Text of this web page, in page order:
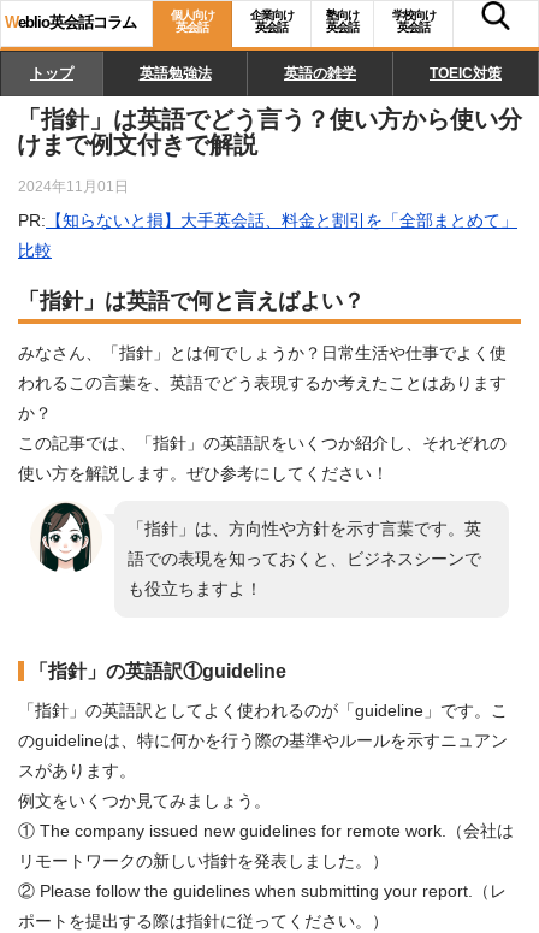
Weblio英会話コラム
個人向け
英会話
企業向け
英会話
塾向け
英会話
学校向け
英会話
トップ 英語勉強法 英語の雑学 TOEIC対策
「指針」は英語でどう言う？使い方から使い分
けまで例文付きで解説
2024年11月01日
PR: 【知らないと損】大手英会話、料金と割引を「全部まとめて」
比較
「指針」は英語で何と言えばよい？
みなさん、「指針」とは何でしょうか？日常生活や仕事でよく使
われるこの言葉を、英語でどう表現するか考えたことはあります
か？
この記事では、「指針」の英語訳をいくつか紹介し、それぞれの
使い方を解説します。ぜひ参考にしてください！
「指針」は、方向性や方針を示す言葉です。英
語での表現を知っておくと、ビジネスシーンで
も役立ちますよ！
「指針」の英語訳①guideline
「指針」の英語訳としてよく使われるのが「guideline」です。こ
のguidelineは、特に何かを行う際の基準やルールを示すニュアン
スがあります。
例文をいくつか見てみましょう。
① The company issued new guidelines for remote work.（会社は
リモートワークの新しい指針を発表しました。）
② Please follow the guidelines when submitting your report.（レ
ポートを提出する際は指針に従ってください。）